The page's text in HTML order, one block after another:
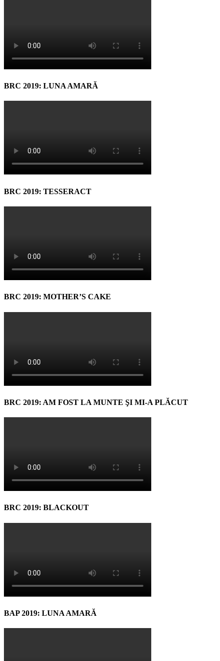
BRC 2019: LUNA AMARĂ
BRC 2019: TESSERACT
BRC 2019: MOTHER’S CAKE
BRC 2019: AM FOST LA MUNTE ŞI MI-A PLĂCUT
BRC 2019: BLACKOUT
BAP 2019: LUNA AMARĂ